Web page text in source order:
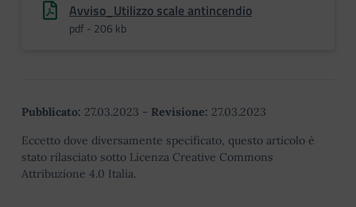
Avviso_Utilizzo scale antincendio
pdf - 206 kb
Pubblicato: 27.03.2023 - Revisione: 27.03.2023
Eccetto dove diversamente specificato, questo articolo è
stato rilasciato sotto Licenza Creative Commons
Attribuzione 4.0 Italia.